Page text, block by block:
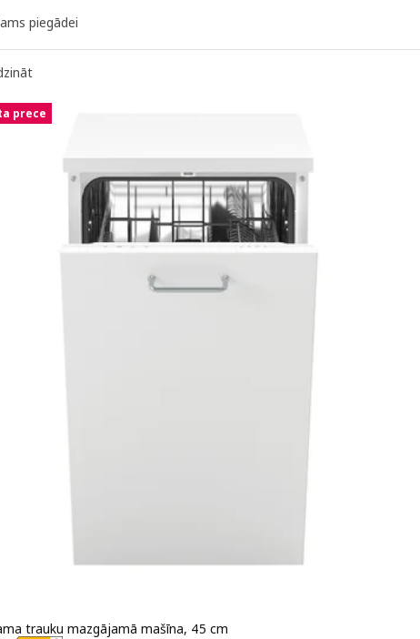
piegādei
prece
trauku mazgājamā mašīna, 45 cm